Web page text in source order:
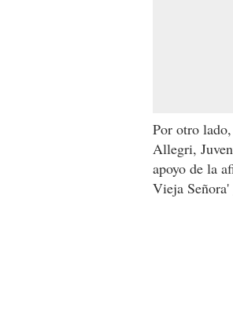
Por otro
Allegri,
apoyo de la
Vieja